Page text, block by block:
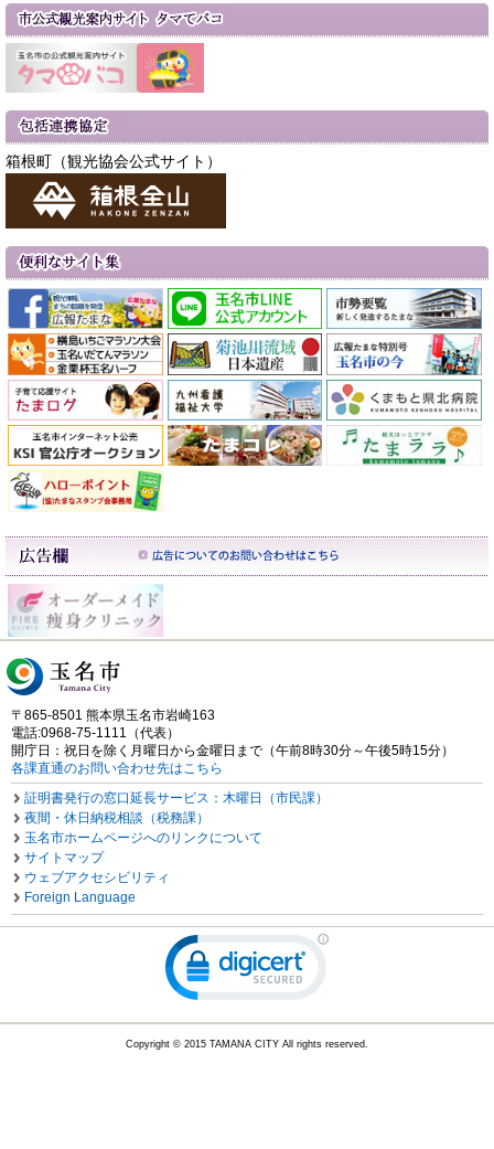
箱根町（観光協会公式サイト）
〒865-8501 熊本県玉名市岩崎163
電話:0968-75-1111（代表）
開庁日：祝日を除く月曜日から金曜日まで（午前8時30分～午後5時15分）
各課直通のお問い合わせ先はこちら
証明書発行の窓口延長サービス：木曜日（市民課）
夜間・休日納税相談（税務課）
玉名市ホームページへのリンクについて
サイトマップ
ウェブアクセシビリティ
Foreign Language
Copyright © 2015 TAMANA CITY All rights reserved.